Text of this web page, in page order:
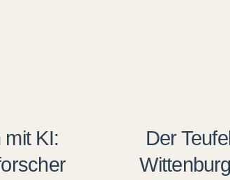
KI:
Der